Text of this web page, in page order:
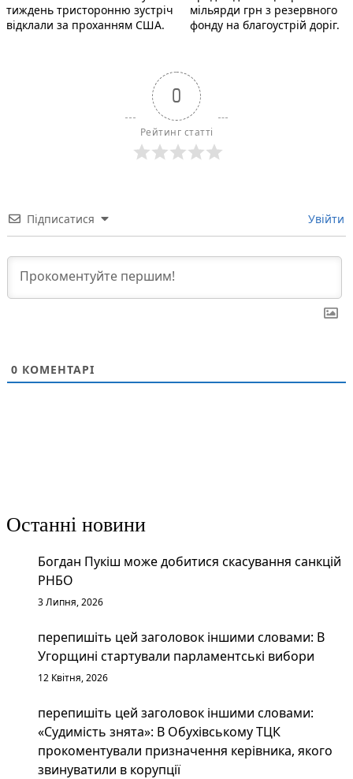
тиждень тристоронню зустріч
відклали за проханням США.
мільярди грн з резервного
фонду на благоустрій доріг.
0
Рейтинг статті
Підписатися Увійти
0 КОМЕНТАРІ
Останні новини
Богдан Пукіш може добитися скасування санкцій
РНБО
3 Липня, 2026
перепишіть цей заголовок іншими словами: В
Угорщині стартували парламентські вибори
12 Квітня, 2026
перепишіть цей заголовок іншими словами:
«Судимість знята»: В Обухівському ТЦК
прокоментували призначення керівника, якого
звинуватили в корупції